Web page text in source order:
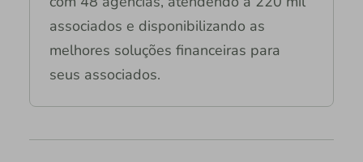
associados e disponibilizando as
melhores soluções financeiras para
seus associados.